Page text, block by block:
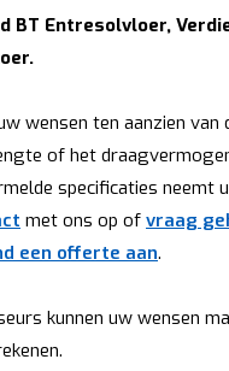
BT Entresolvloer,
wensen ten aanzien van
of het
specificaties neemt u
met ons op of vraag
een offerte aan.
kunnen uw wensen